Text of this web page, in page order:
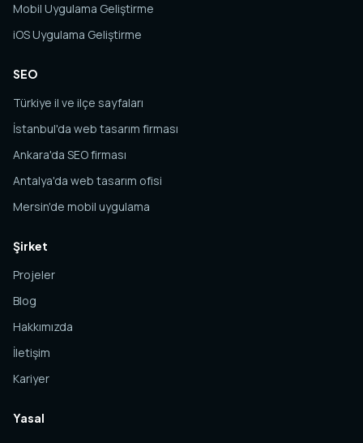
Mobil Uygulama Geliştirme
iOS Uygulama Geliştirme
SEO
Türkiye il ve ilçe sayfaları
İstanbul'da web tasarım firması
Ankara'da SEO firması
Antalya'da web tasarım ofisi
Mersin'de mobil uygulama
Şirket
Projeler
Blog
Hakkımızda
İletişim
Kariyer
Yasal